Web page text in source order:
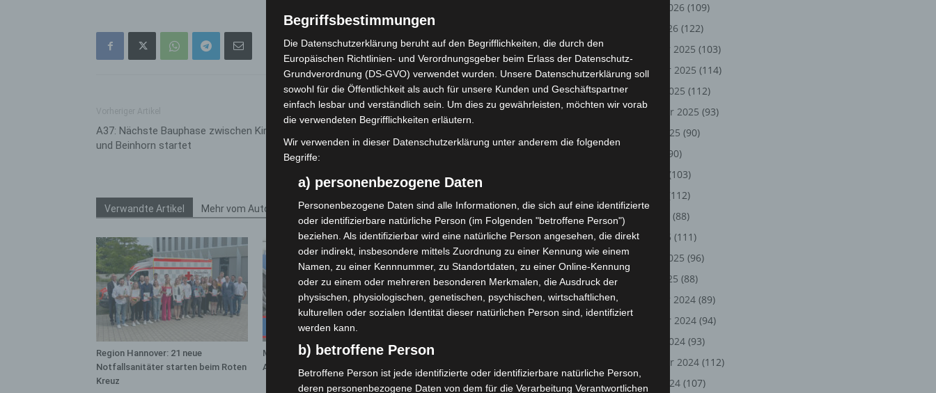
A37: Nächste Bauphase zwischen Kirchhorst
und Beinhorn startet
Nächster Artikel
Hauptbahnhof Hannover: Bundespolizei zieht
Verwandte Artikel Mehr vom Autor
Region Hannover: 21 neue
Notfallsanitäter starten beim Roten
Kreuz
Mann läuft mit Hockeyschläger über
A7 – Polizei sucht Zeugen
Hannover: Polizei stoppt 166
Trunkenheitsfahrten bei
Februar 2026 (109)
Januar 2026 (122)
Dezember 2025 (103)
November 2025 (114)
Oktober 2025 (112)
September 2025 (93)
August 2025 (90)
(90)
(103)
(112)
April 2025
(88)
März 2025 (111)
Februar 2025 (96)
Januar 2025 (88)
Dezember 2024 (89)
November 2024 (94)
Oktober 2024 (93)
September 2024 (112)
August 2024 (107)
Begriffsbestimmungen
Die Datenschutzerklärung beruht auf den Begrifflichkeiten, die durch den
Europäischen Richtlinien- und Verordnungsgeber beim Erlass der Datenschutz-
Grundverordnung (DS-GVO) verwendet wurden. Unsere Datenschutzerklärung soll
sowohl für die Öffentlichkeit als auch für unsere Kunden und Geschäftspartner
einfach lesbar und verständlich sein. Um dies zu gewährleisten, möchten wir vorab
die verwendeten Begrifflichkeiten erläutern.
Wir verwenden in dieser Datenschutzerklärung unter anderem die folgenden
Begriffe:
a) personenbezogene Daten
Personenbezogene Daten sind alle Informationen, die sich auf eine identifizierte
oder identifizierbare natürliche Person (im Folgenden "betroffene Person")
beziehen. Als identifizierbar wird eine natürliche Person angesehen, die direkt
oder indirekt, insbesondere mittels Zuordnung zu einer Kennung wie einem
Namen, zu einer Kennnummer, zu Standortdaten, zu einer Online-Kennung
oder zu einem oder mehreren besonderen Merkmalen, die Ausdruck der
physischen, physiologischen, genetischen, psychischen, wirtschaftlichen,
kulturellen oder sozialen Identität dieser natürlichen Person sind, identifiziert
werden kann.
b) betroffene Person
Betroffene Person ist jede identifizierte oder identifizierbare natürliche Person,
deren personenbezogene Daten von dem für die Verarbeitung Verantwortlichen